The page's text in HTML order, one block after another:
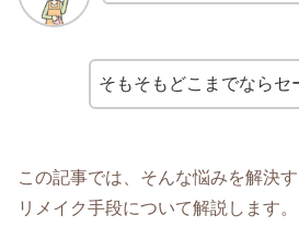
そもそもどこまでならセ
この記事では、そんな悩みを解決
リメイク手段について解説します。